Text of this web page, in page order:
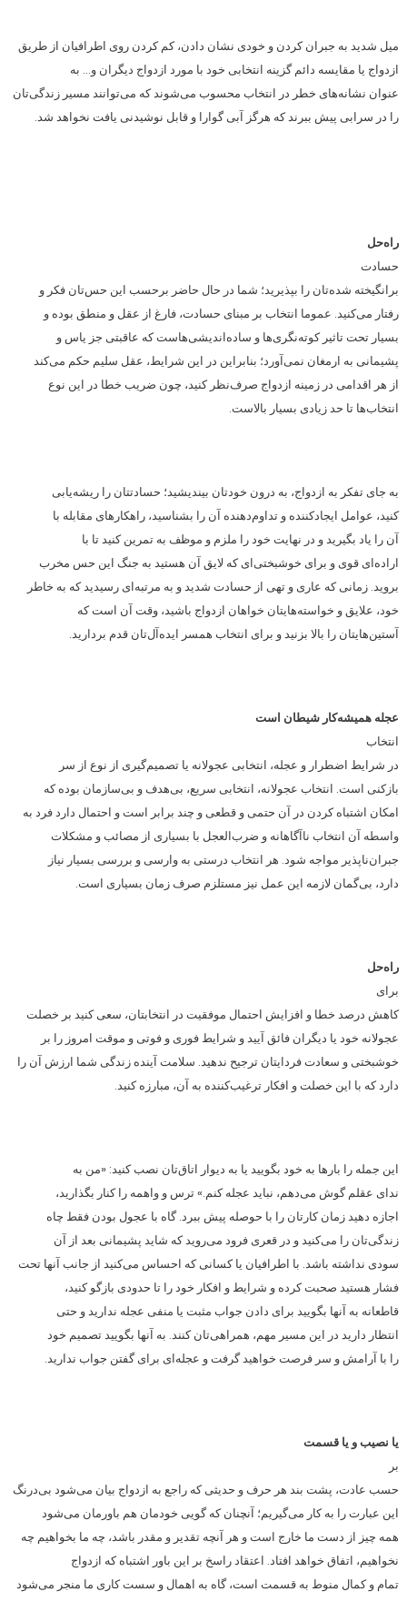
میل شدید به جبران کردن و خودی نشان دادن، کم کردن روی اطرافیان از طریق
ازدواج یا مقایسه دائم گزینه انتخابی خود با مورد ازدواج دیگران و… به
عنوان نشانه‌های خطر در انتخاب محسوب می‌شوند که می‌توانند مسیر زندگی‌تان
را در سرابی پیش ببرند که هرگز آبی گوارا و قابل نوشیدنی یافت نخواهد شد.
راه‌حل
حسادت
برانگیخته شده‌تان را بپذیرید؛ شما در حال حاضر برحسب این حس‌تان فکر و
رفتار می‌کنید. عموما انتخاب بر مبنای حسادت، فارغ از عقل و منطق بوده و
بسیار تحت تاثیر کوته‌نگری‌ها و ساده‌اندیشی‌هاست که عاقبتی جز یاس و
پشیمانی به ارمغان نمی‌آورد؛ بنابراین در این شرایط، عقل سلیم حکم می‌کند
از هر اقدامی در زمینه ازدواج صرف‌نظر کنید، چون ضریب خطا در این نوع
انتخاب‌ها تا حد زیادی بسیار بالاست.
به جای تفکر به ازدواج، به درون خودتان بیندیشید؛ حسادتتان را ریشه‌یابی
کنید، عوامل ایجادکننده و تداوم‌دهنده آن را بشناسید، راهکارهای مقابله با
آن را یاد بگیرید و در نهایت خود را ملزم و موظف به تمرین کنید تا با
اراده‌ای قوی و برای خوشبختی‌ای که لایق آن هستید به جنگ این حس مخرب
بروید. زمانی که عاری و تهی از حسادت شدید و به مرتبه‌ای رسیدید که به خاطر
خود، علایق و خواسته‌هایتان خواهان ازدواج باشید، وقت آن است که
آستین‌هایتان را بالا بزنید و برای انتخاب همسر ایده‌آل‌تان قدم بردارید.
عجله همیشه‌کار شیطان است
انتخاب
در شرایط اضطرار و عجله، انتخابی عجولانه یا تصمیم‌گیری از نوع از سر
بازکنی است. انتخاب عجولانه، انتخابی سریع، بی‌هدف و بی‌سازمان بوده که
امکان اشتباه کردن در آن حتمی و قطعی و چند برابر است و احتمال دارد فرد به
واسطه آن انتخاب ناآگاهانه و ضرب‌العجل با بسیاری از مصائب و مشکلات
جبران‌ناپذیر مواجه شود. هر انتخاب درستی به وارسی و بررسی بسیار نیاز
دارد، بی‌گمان لازمه این عمل نیز مستلزم صرف زمان بسیاری است.
راه‌حل
برای
کاهش درصد خطا و افزایش احتمال موفقیت در انتخابتان، سعی کنید بر خصلت
عجولانه خود یا دیگران فائق آیید و شرایط فوری و فوتی و موقت امروز را بر
خوشبختی و سعادت فردایتان ترجیح ندهید. سلامت آینده زندگی شما ارزش آن را
دارد که با این خصلت و افکار ترغیب‌کننده به آن، مبارزه کنید.
این جمله را بارها به خود بگویید یا به دیوار اتاق‌تان نصب کنید: «من به
ندای عقلم گوش می‌دهم، نباید عجله کنم.» ترس و واهمه را کنار بگذارید،
اجازه دهید زمان کارتان را با حوصله پیش ببرد. گاه با عجول بودن فقط چاه
زندگی‌تان را می‌کنید و در قعری فرود می‌روید که شاید پشیمانی بعد از آن
سودی نداشته باشد. با اطرافیان یا کسانی که احساس می‌کنید از جانب آنها تحت
فشار هستید صحبت کرده و شرایط و افکار خود را تا حدودی بازگو کنید،
قاطعانه به آنها بگویید برای دادن جواب مثبت یا منفی عجله ندارید و حتی
انتظار دارید در این مسیر مهم، همراهی‌تان کنند. به آنها بگویید تصمیم خود
را با آرامش و سر فرصت خواهید گرفت و عجله‌ای برای گفتن جواب ندارید.
یا نصیب و یا قسمت
بر
حسب عادت، پشت بند هر حرف و حدیثی که راجع به ازدواج بیان می‌شود بی‌درنگ
این عبارت را به کار می‌گیریم؛ آنچنان که گویی خودمان هم باورمان می‌شود
همه چیز از دست ما خارج است و هر آنچه تقدیر و مقدر باشد، چه ما بخواهیم چه
نخواهیم، اتفاق خواهد افتاد. اعتقاد راسخ بر این باور اشتباه که ازدواج
تمام و کمال منوط به قسمت است، گاه به اهمال و سست کاری ما منجر می‌شود